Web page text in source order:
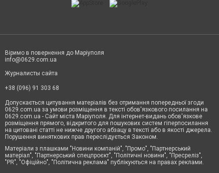
Віримо в повернення до Маріуполя
info@0629.com.ua
Журналисты сайта
+38 (096) 91 303 68
Допускається цитування матеріалів без отримання попередньої згоди
0629.com.ua за умови розміщення в тексті обов'язкового посилання на
0629.com.ua - Сайт міста Маріуполя. Для інтернет-видань обов'язкове
розміщення прямого, відкритого для пошукових систем гіперпосилання
на цитовані статті не нижче другого абзацу в тексті або в якості джерела.
Порушення виняткових прав переслідується Законом.
Матеріали з плашками "Новини компаній", "Промо", "Партнерський
матеріал", "Партнерський спецпроєкт", "Політичні новини", "Пресреліз",
"PR", "Офіційно", "Політична реклама" публікуються на правах реклами.